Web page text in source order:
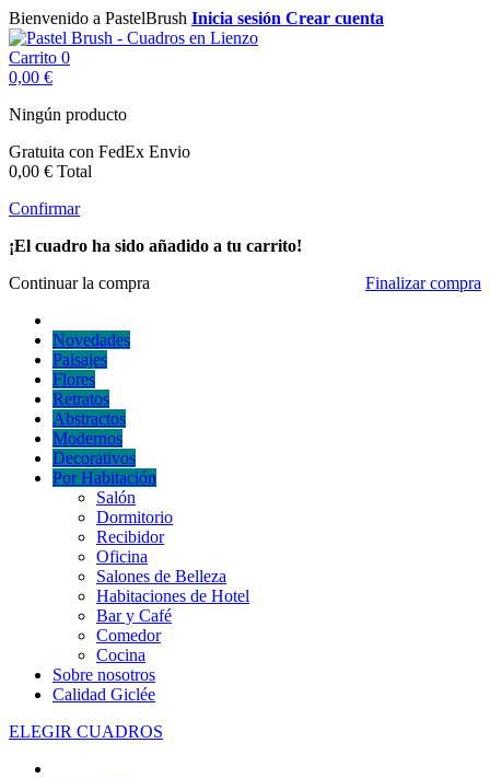
Bienvenido a PastelBrush Inicia sesión Crear cuenta
Carrito 0
0,00 €
Ningún producto
Gratuita con FedEx Envio
0,00 € Total
Confirmar
¡El cuadro ha sido añadido a tu carrito!
Continuar la compra
Finalizar compra
Novedades
Paisajes
Flores
Retratos
Abstractos
Modernos
Decorativos
Por Habitación
Salón
Dormitorio
Recibidor
Oficina
Salones de Belleza
Habitaciones de Hotel
Bar y Café
Comedor
Cocina
Sobre nosotros
Calidad Giclée
ELEGIR CUADROS